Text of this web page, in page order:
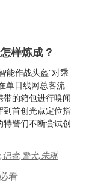
样炼成？
能作战头盔”对乘
单日线网总客流
的箱包进行嗅闻
到首创光点定位指
警们不断尝试创
者,警犬,朱琳